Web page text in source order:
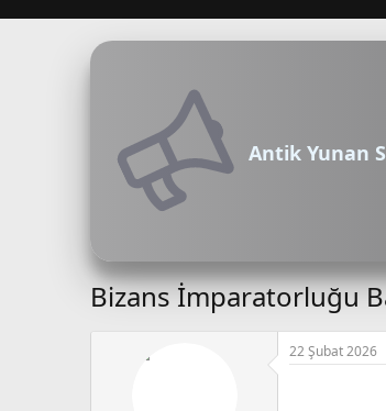
Antik Yunan
Bizans İmparatorluğu
22 Şubat 2026